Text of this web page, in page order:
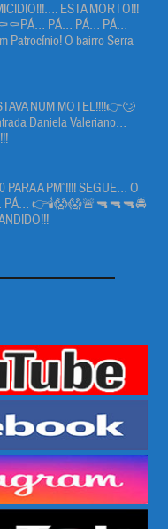
ESTA MORTO!!!
PÁ… PÁ… PÁ…
Patrocínio! O bairro Serra
NUM MOTEL!!!!👉🙄
Daniela Valeriano…
A PM”!!!! SEGUE… O
PÁ… 👉🕯😱😱🚨🔫🔫🔫🚔